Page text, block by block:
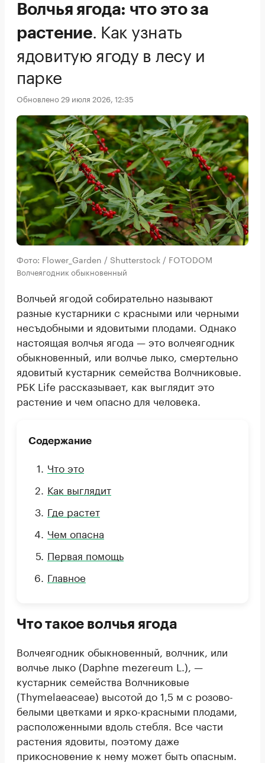
Волчья ягода: что это за
растение. Как узнать
ядовитую ягоду в лесу и
парке
Обновлено 29 июля 2026, 12:35
Фото: Flower_Garden / Shutterstock / FOTODOM
Волчеягодник обыкновенный
Волчьей ягодой собирательно называют
разные кустарники с красными или черными
несъдобными и ядовитыми плодами. Однако
настоящая волчья ягода — это волчеягодник
обыкновенный, или волчье лыко, смертельно
ядовитый кустарник семейства Волчниковые.
РБК Life рассказывает, как выглядит это
растение и чем опасно для человека.
Содержание
Что это
Как выглядит
Где растет
Чем опасна
Первая помощь
Главное
Что такое волчья ягода
Волчеягодник обыкновенный, волчник, или
волчье лыко (Daphne mezereum L.), —
кустарник семейства Волчниковые
(Thymelaeaceae) высотой до 1,5 м с розово-
белыми цветками и ярко-красными плодами,
расположенными вдоль стебля. Все части
растения ядовиты, поэтому даже
прикосновение к нему может быть опасным.